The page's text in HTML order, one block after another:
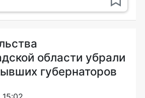
области убрали
губернаторов